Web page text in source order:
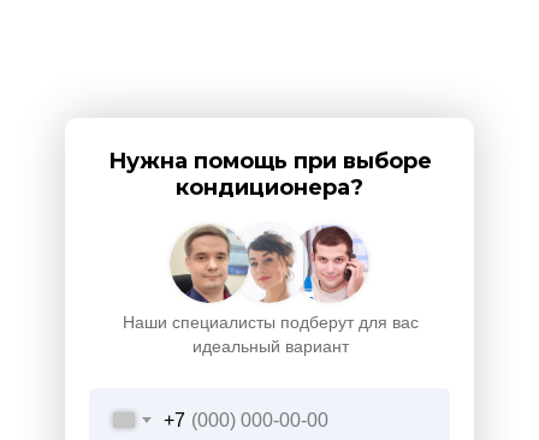
Наши специалисты подберут для вас
идеальный вариант
Нужна помощь при выборе
кондиционера?
+7